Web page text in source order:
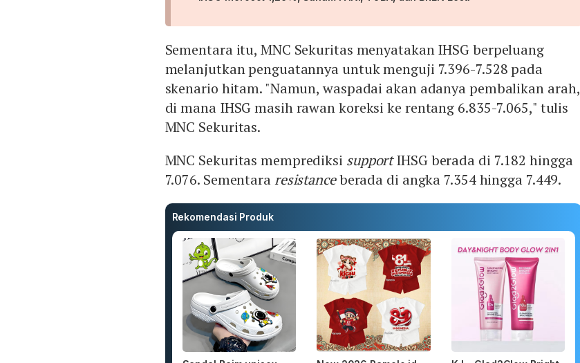
Sementara itu, MNC Sekuritas menyatakan IHSG berpeluang
melanjutkan penguatannya untuk menguji 7.396-7.528 pada
skenario hitam. "Namun, waspadai akan adanya pembalikan arah,
di mana IHSG masih rawan koreksi ke rentang 6.835-7.065," tulis
MNC Sekuritas.
MNC Sekuritas memprediksi supportIHSG berada di 7.182 hingga
7.076. Sementararesistanceberada di angka 7.354 hingga 7.449.
Rekomendasi Produk